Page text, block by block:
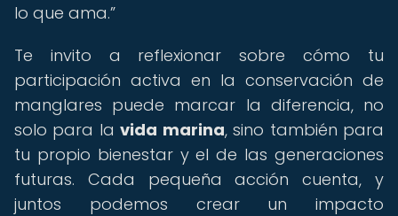
lo que ama.
Te invito a reflexionar sobre cómo tu
participación activa en la conservación de
manglares puede marcar la diferencia, no
solo para lavida marina, sino también para
tu propio bienestar y el de las generaciones
futuras. Cada pequeña acción cuenta, y
juntos podemos crear un impacto